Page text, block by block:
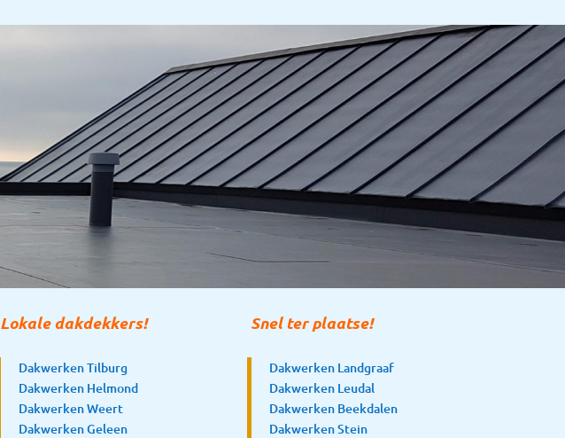
Lokale dakdekkers!
Dakwerken Tilburg
Dakwerken Helmond
Dakwerken Weert
Dakwerken Geleen
Snel ter plaatse!
Dakwerken Landgraaf
Dakwerken Leudal
Dakwerken Beekdalen
Dakwerken Stein